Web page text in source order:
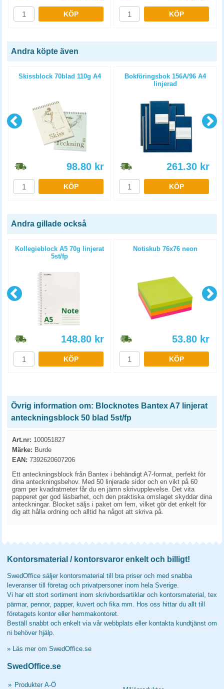
KÖP KÖP
Andra köpte även
Skissblock 70blad 110g A4
98.80 kr
KÖP
Bokföringsbok 156A/96 A4
linjerad
261.30 kr
KÖP
Andra gillade också
Kollegieblock A5 70g linjerat
5st/fp
148.80 kr
KÖP
Notiskub 76x76 neon
53.80 kr
KÖP
Övrig information om: Blocknotes Bantex A7 linjerat
anteckningsblock 50 blad 5st/fp
Art.nr: 100051827
Märke: Burde
EAN: 7392620607206
Ett anteckningsblock från Bantex i behändigt A7-format, perfekt för
dina anteckningsbehov. Med 50 linjerade sidor och en vikt på 60
gram per kvadratmeter får du en jämn skrivupplevelse. Det vita
papperet ger god läsbarhet, och den praktiska omslaget skyddar dina
anteckningar. Blocket säljs i paket om fem, vilket gör det enkelt för
dig att hålla ordning och alltid ha något att skriva på.
Kontorsmaterial / kontorsvaror enkelt och billigt!
SwedOffice säljer kontorsmaterial till bra priser och med snabba
leveranser till företag och privatpersoner inom hela Sverige.
Vi har ett stort sortiment inom skrivbordsartiklar och kontorsmaterial, tex
pärmar, pennor, papper, kuvert och fika mm. Hos oss hittar du allt till
företagets kontor eller hemmakontoret.
Beställ snabbt och enkelt via vår webbplats eller kontakta kundtjänst om
ni behöver hjälp.
» Läs mer om SwedOffice.se
SwedOffice.se
» Produkter A-Ö